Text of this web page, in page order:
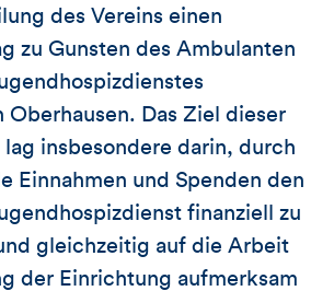
des Vereins einen
zu Gunsten des Ambulanten
Oberhausen. Das Ziel dieser
insbesondere darin, durch
Einnahmen und Spenden den
finanziell zu
gleichzeitig auf die Arbeit
der Einrichtung aufmerksam